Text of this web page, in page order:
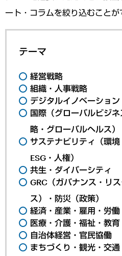
ート・コラムを絞り込むことが
テーマ
経営戦略
組織・人事戦略
デジタルイノベーション
国際（グローバルビジ
略・グローバルヘルス）
サステナビリティ（環境
ESG・人権）
共生・ダイバーシティ
GRC（ガバナンス・リ
ス）・防災（政策）
経済・産業・雇用・労働
医療・介護・福祉・教
自治体経営・官民協働
まちづくり・観光・交